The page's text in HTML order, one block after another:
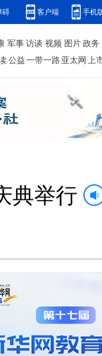
碍 客户端 手机
军事 访谈 视频 图片 政务
公益 一带一路 亚太网 上
典举行